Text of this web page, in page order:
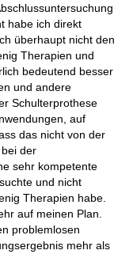
habe ich direkt
überhaupt nicht den
Therapien und
bedeutend besser
und andere
Schulterprothese
auf
das nicht von der
der
sehr kompetente
und nicht
Therapien habe.
auf meinen Plan.
problemlosen
mehr als